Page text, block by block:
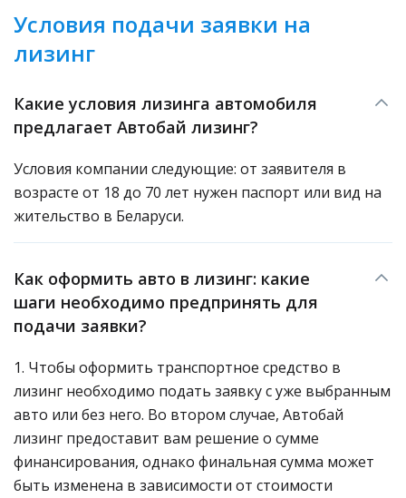
Условия подачи заявки на
лизинг
Какие условия лизинга автомобиля
предлагает Автобай лизинг?
Условия компании следующие: от заявителя в
возрасте от 18 до 70 лет нужен паспорт или вид на
жительство в Беларуси.
Как оформить авто в лизинг: какие
шаги необходимо предпринять для
подачи заявки?
1. Чтобы оформить транспортное средство в
лизинг необходимо подать заявку с уже выбранным
авто или без него. Во втором случае, Автобай
лизинг предоставит вам решение о сумме
финансирования, однако финальная сумма может
быть изменена в зависимости от стоимости